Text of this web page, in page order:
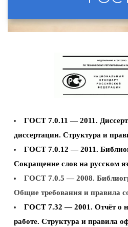
ГОСТ 7.0.11 — 2011.
диссертации. Структура и
ГОСТ 7.0.12 — 2011.
Сокращение слов на русском
ГОСТ 7.0.5 — 2008.
Общие требования и правила
ГОСТ 7.32 — 2001. Отчёт о
работе. Структура и правила